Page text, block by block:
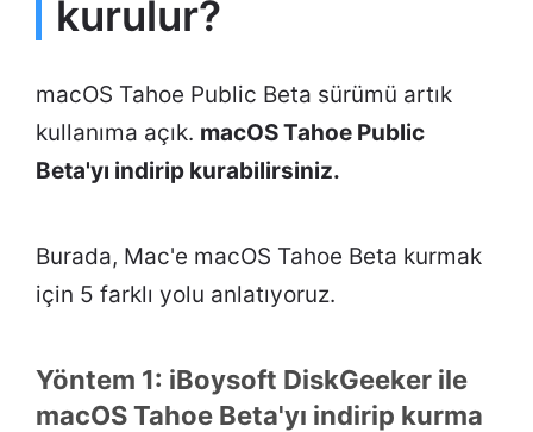
kurulur?
macOS Tahoe Public Beta sürümü artık
kullanıma açık. macOS Tahoe Public
Beta'yı indirip kurabilirsiniz.
Burada, Mac'e macOS Tahoe Beta kurmak
için 5 farklı yolu anlatıyoruz.
Yöntem 1: iBoysoft DiskGeeker ile
macOS Tahoe Beta'yı indirip kurma